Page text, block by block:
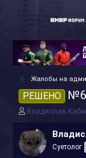
Жалобы на
РЕШЕНО
А
т
о
р
Владислав
Суетолог